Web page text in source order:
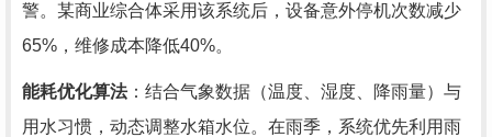
警。某商业综合体采用该系统后，设备意外停机次数减少
65%，维修成本降低40%。
能耗优化算法：结合气象数据（温度、湿度、降雨量）与
用水习惯，动态调整水箱水位。在雨季，系统优先利用雨